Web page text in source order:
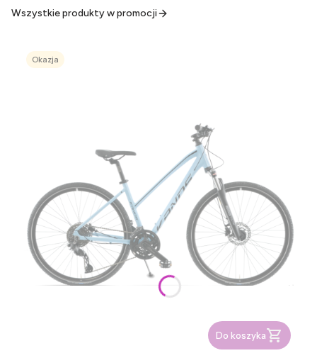
Wszystkie produkty w promocji
Okazja
Do koszyka